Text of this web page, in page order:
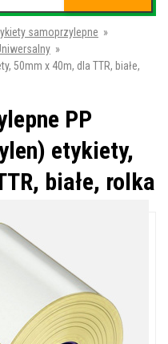
samoprzylepne »
»
50mm x 40m, dla TTR, białe,
PP
etykiety,
białe, rolka